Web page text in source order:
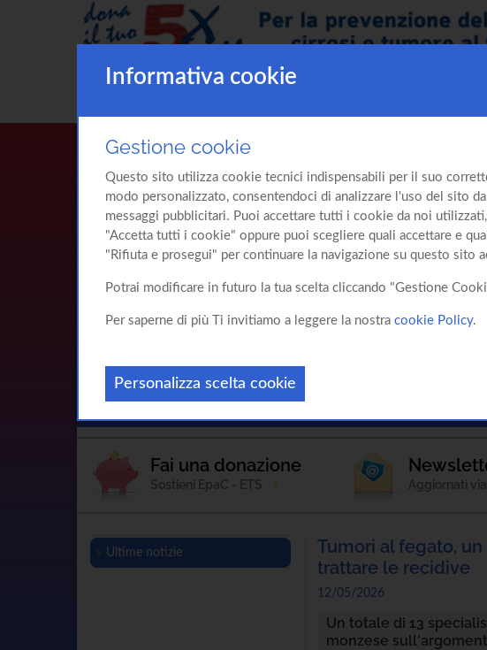
Fai una donazione
Sostieni EpaC - ETS Aggiornati
Ultime notizie
Tumori al fegato,
trattare le recidive
12/05/2026
Un totale di 13
monzese
Informativa cookie
Gestione cookie
Questo sito utilizza cookie tecnici indispensabili per il suo
modo personalizzato, consentendoci di analizzare l'uso del sito
messaggi pubblicitari. Puoi accettare tutti i cookie da noi
"Accetta tutti i cookie" oppure puoi scegliere quali accettare e
"Rifiuta e prosegui" per continuare la navigazione su questo sito
Potrai modificare in futuro la tua scelta cliccando "Gestione
Per saperne di più Ti invitiamo a leggere la nostra cookie Policy.
Personalizza scelta cookie